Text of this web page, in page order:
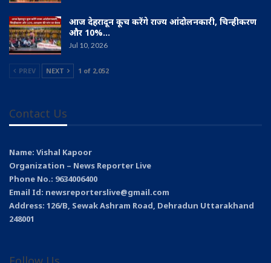
आज देहरादून कूच करेंगे राज्य आंदोलनकारी, चिन्हीकरण
और 10%…
Jul 10, 2026
PREV NEXT 1 of 2,052
Contact Us
Name: Vishal Kapoor
Organization – News Reporter Live
Phone No.: 9634006400
Email Id: newsreporterslive@gmail.com
Address: 126/B, Sewak Ashram Road, Dehradun Uttarakhand
248001